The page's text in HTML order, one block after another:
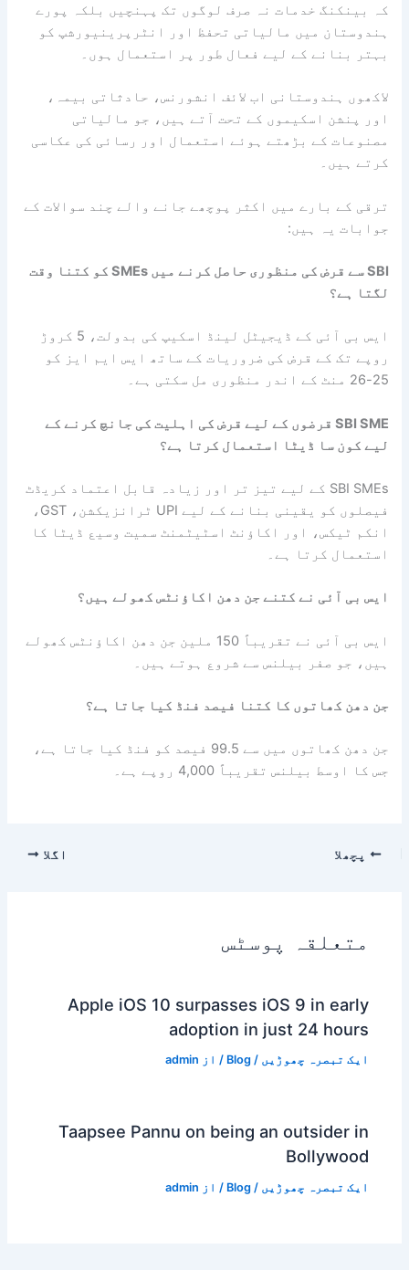
کہ بینکنگ خدمات نہ صرف لوگوں تک پہنچیں بلکہ پورے
ہندوستان میں مالیاتی تحفظ اور انٹرپرینیورشپ کو
بہتر بنانے کے لیے فعال طور پر استعمال ہوں۔
لاکھوں ہندوستانی اب لائف انشورنس، حادثاتی بیمہ،
اور پنشن اسکیموں کے تحت آتے ہیں، جو مالیاتی
مصنوعات کے بڑھتے ہوئے استعمال اور رسائی کی عکاسی
کرتے ہیں۔
ترقی کے بارے میں اکثر پوچھے جانے والے چند سوالات کے
جوابات یہ ہیں:
SBI سے قرض کی منظوری حاصل کرنے میں SMEs کو کتنا وقت
لگتا ہے؟
ایس بی آئی کے ڈیجیٹل لینڈ اسکیپ کی بدولت، 5 کروڑ
روپے تک کے قرض کی ضروریات کے ساتھ ایس ایم ایز کو
25-26 منٹ کے اندر منظوری مل سکتی ہے۔
SBI SME قرضوں کے لیے قرض کی اہلیت کی جانچ کرنے کے
لیے کون سا ڈیٹا استعمال کرتا ہے؟
SBI SMEs کے لیے تیز تر اور زیادہ قابل اعتماد کریڈٹ
فیصلوں کو یقینی بنانے کے لیے UPI ٹرانزیکشن، GST،
انکم ٹیکس، اور اکاؤنٹ اسٹیٹمنٹ سمیت وسیع ڈیٹا کا
استعمال کرتا ہے۔
ایس بی آئی نے کتنے جن دھن اکاؤنٹس کھولے ہیں؟
ایس بی آئی نے تقریباً 150 ملین جن دھن اکاؤنٹس کھولے
ہیں، جو صفر بیلنس سے شروع ہوتے ہیں۔
جن دھن کھاتوں کا کتنا فیصد فنڈ کیا جاتا ہے؟
جن دھن کھاتوں میں سے 99.5 فیصد کو فنڈ کیا جاتا ہے،
جس کا اوسط بیلنس تقریباً 4,000 روپے ہے۔
پچھلا اگلا
متعلقہ پوسٹس
Apple iOS 10 surpasses iOS 9 in early
adoption in just 24 hours
ایک تبصرہ چھوڑیں /
Blog / از admin
Taapsee Pannu on being an outsider in
Bollywood
ایک تبصرہ چھوڑیں /
Blog / از admin